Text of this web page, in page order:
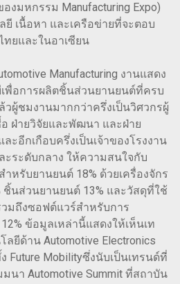
งมหกรรม Manufacturing Expo)
เนื้อหา และเครือข่ายที่จะตอบ
ทยและในอาเซียน
Manufacturing งานแสดง
เพื่อการผลิตชิ้นส่วนยานยนต์ที่ครบ
ผู้ชมงานมากกว่าครึ่งเป็นวิศวกรผู้
ฝ่ายวิจัยและพัฒนา และฝ่าย
อีกเกือบครึ่งเป็นเจ้าของโรงงาน
ะระดับกลาง ให้ความสนใจกับ
หรับยานยนต์ 18% ด้วยเครื่องจักร
นส่วนยานยนต์ 13% และวัสดุที่ใช้
มถึงซอฟต์แวร์สำหรับการ
ข้อมูลเหล่านี้แสดงให้เห็นเท
ยีด้าน Automotive Electronics
Future Mobilityซึ่งนับเป็นเทรนด์ที่
นา Automotive Summit ที่สถาบัน